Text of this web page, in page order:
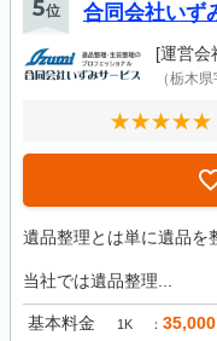
5位 合同会社いず
[運営会
（栃木
遺品整理とは単に遺品を
当社では遺品整理...
基本料金 1K 35,000